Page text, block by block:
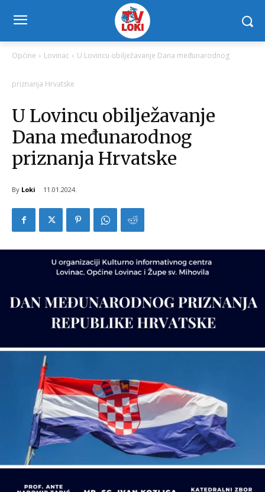
Općine Lovinac U Lovincu obilježavanje Dana međunarodnog
priznanja Hrvatske
U Lovincu obilježavanje
Dana međunarodnog
priznanja Hrvatske
By Loki 11.01.2024.